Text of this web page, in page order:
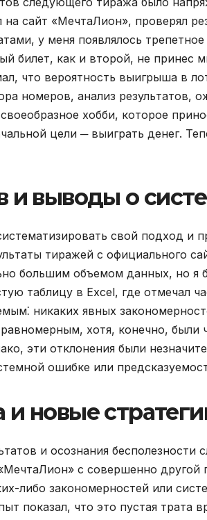
сайт «МечтаЛион», проверял
у меня появлялось
билет, как и второй, не принес
что вероятность выигрыша в
номеров, анализ результатов,
хобби, которое
цели ─ выиграть денег.
и выводы о
свой подход и
тиражей с официального
большим объемом данных, но я
таблицу в Excel, где отмечал
никаких явных
хотя, конечно, были
эти отклонения были
ошибке или
новые
и осознания бесполезности
с совершенно другой
либо закономерностей или
показал, что это пустая трата